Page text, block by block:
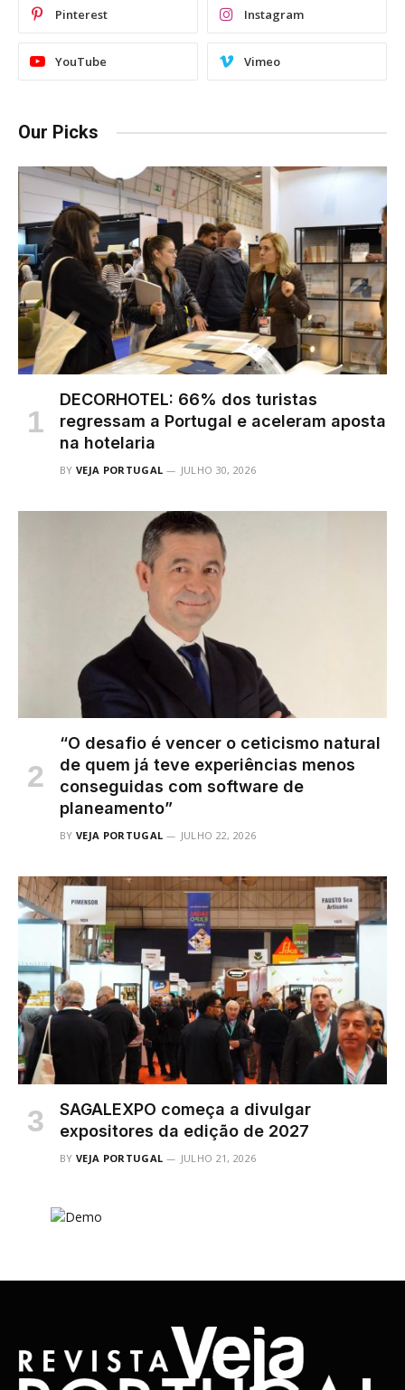
Pinterest Instagram
YouTube Vimeo
Our Picks
DECORHOTEL: 66% dos turistas
regressam a Portugal e aceleram aposta
na hotelaria
BY VEJA PORTUGAL JULHO 30, 2026
“O desafio é vencer o ceticismo natural
de quem já teve experiências menos
conseguidas com software de
planeamento”
BY VEJA PORTUGAL JULHO 22, 2026
SAGALEXPO começa a divulgar
expositores da edição de 2027
BY VEJA PORTUGAL JULHO 21, 2026